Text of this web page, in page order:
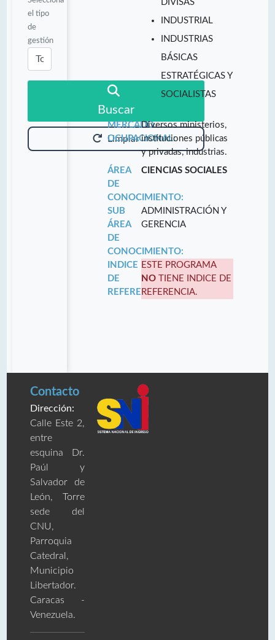
el tipo
de
gestión
Buscar
Limpiar
DIVISAS
INDUSTRIAL
INDUSTRIAS
BÁSICAS
ESTRATÉGICAS Y
SOCIALISTAS
MERCADO
OCUPACIONAL:
Diversos ministerios,
instituciones públicas
y privadas, industrias.
ÁREA
DE
CONOCIMIENTO:
CIENCIAS SOCIALES
SUB
ÁREA
DE
CONOCIMIENTO:
ADMINISTRACIÓN Y
GERENCIA
INDICE
DE
REFERENCIA:
ESTE PROGRAMA
NO TIENE INDICE DE
REFERENCIA.
Contacto
Dirección:
Calle Este 2,
entre
esquina Dr.
Paúl y
Salvador de
León, Torre
sede del
CNU,
Parroquia
Catedral,
Municipio
Libertador.
Caracas -
Venezuela.